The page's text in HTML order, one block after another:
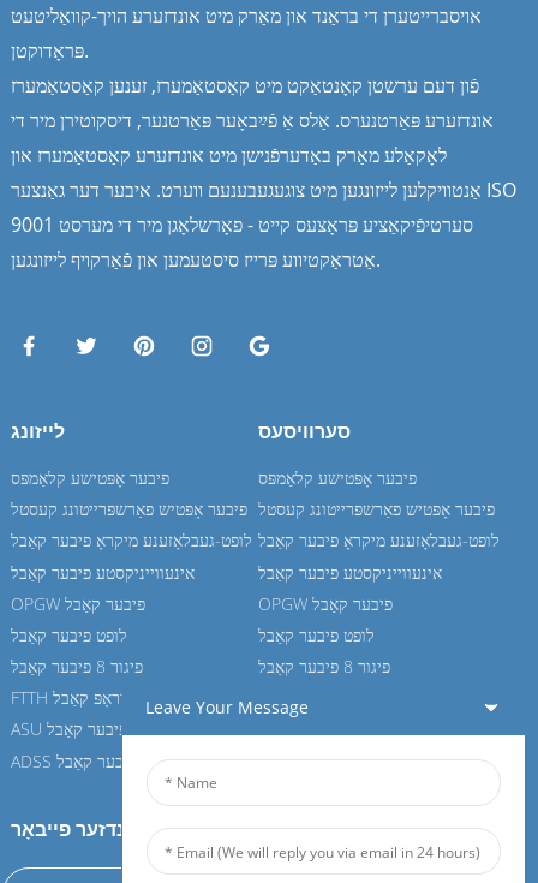
אויסברייטערן די בראַנד און מאַרק מיט אונדזערע הויך-קוואַליטעט
פּראָדוקטן.
פֿון דעם ערשטן קאָנטאַקט מיט קאַסטאַמערז, זענען קאַסטאַמערז
אונדזערע פּאַרטנערס. אַלס אַ פֿײַבאָער פּאַרטנער, דיסקוטירן מיר די
לאָקאַלע מאַרק באַדערפֿנישן מיט אונדזערע קאַסטאַמערז און
אַנטוויקלען לייזונגען מיט צוגעגעבענעם ווערט. איבער דער גאַנצער ISO
9001 סערטיפֿיקאַציע פּראָצעס קייט - פאָרשלאָגן מיר די מערסט
אַטראַקטיווע פּרייז סיסטעמען און פֿאַרקויף לייזונגען.
לייזונג
פיבער אָפּטישע קלאַמפּס
פיבער אָפּטיש פאַרשפּרייטונג קעסטל
לופט-געבלאָזענע מיקראָ פיבער קאַבל
אינעווייניקסטע פיבער קאַבל
OPGW פיבער קאַבל
לופט פיבער קאַבל
פיגור 8 פיבער קאַבל
FTTH דראָפּ קאַבל
ASU פיבער קאַבל
ADSS פיבער קאַבל
סערוויסעס
פיבער אָפּטישע קלאַמפּס
פיבער אָפּטיש פאַרשפּרייטונג קעסטל
לופט-געבלאָזענע מיקראָ פיבער קאַבל
אינעווייניקסטע פיבער קאַבל
OPGW פיבער קאַבל
לופט פיבער קאַבל
פיגור 8 פיבער קאַבל
ADSS פיבער קאַבל
קומט אריין אין אונדזער פייבאָר
Leave Your Message